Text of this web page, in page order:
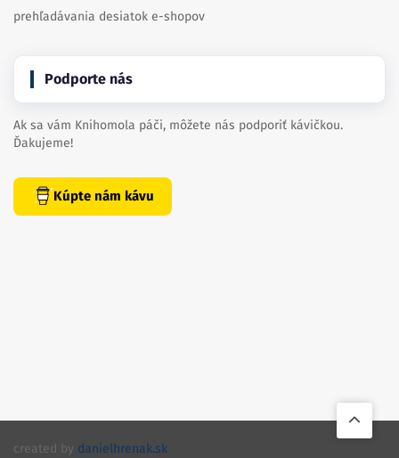
prehľadávania desiatok e-shopov
Podporte nás
Ak sa vám Knihomola páči, môžete nás podporiť kávičkou.
Ďakujeme!
Kúpte nám kávu
created by danielhrenak.sk